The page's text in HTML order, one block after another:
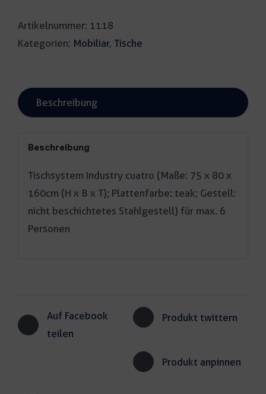
teak
Menge
Artikelnummer: 1118
Kategorien: Mobiliar, Tische
Beschreibung
Beschreibung
Tischsystem Industry cuatro (Maße: 75 x 80 x
160cm (H x B x T); Plattenfarbe: teak; Gestell:
nicht beschichtetes Stahlgestell) für max. 6
Personen
Auf Facebook
teilen
Produkt twittern
Produkt anpinnen